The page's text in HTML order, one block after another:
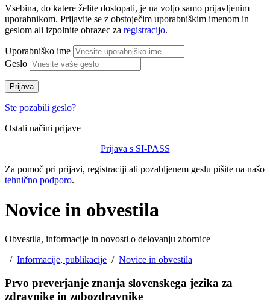
Vsebina, do katere želite dostopati, je na voljo samo prijavljenim
uporabnikom. Prijavite se z obstoječim uporabniškim imenom in
geslom ali izpolnite obrazec za registracijo.
Uporabniško ime
Geslo
Prijava
Ste pozabili geslo?
Ostali načini prijave
Prijava s SI-PASS
Za pomoč pri prijavi, registraciji ali pozabljenem geslu pišite na našo
tehnično podporo.
Novice in obvestila
Obvestila, informacije in novosti o delovanju zbornice
/ Informacije, publikacije / Novice in obvestila
Prvo preverjanje znanja slovenskega jezika za
zdravnike in zobozdravnike